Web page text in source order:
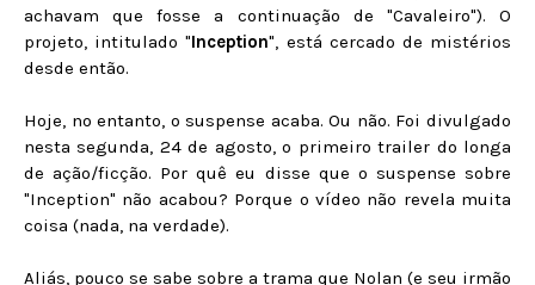
achavam que fosse a continuação de "Cavaleiro"). O
projeto, intitulado "Inception", está cercado de mistérios
desde então.
Hoje, no entanto, o suspense acaba. Ou não. Foi divulgado
nesta segunda, 24 de agosto, o primeiro trailer do longa
de ação/ficção. Por quê eu disse que o suspense sobre
"Inception" não acabou? Porque o vídeo não revela muita
coisa (nada, na verdade).
Aliás, pouco se sabe sobre a trama que Nolan (e seu irmão